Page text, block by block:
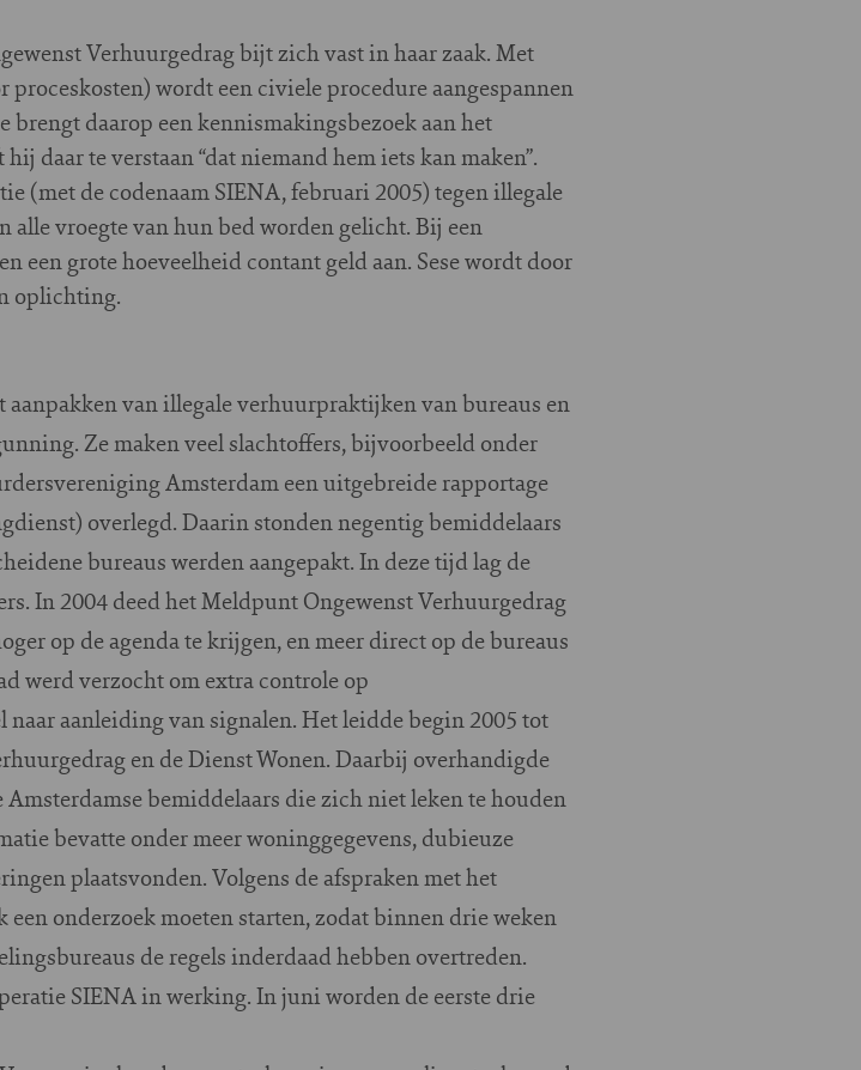
Verhuurgedrag bijt zich vast in haar zaak. Met
wordt een civiele procedure aangespannen
brengt daarop een kennismakingsbezoek aan het
daar te verstaan “dat niemand hem iets kan maken”.
(met de codenaam SIENA, februari 2005) tegen illegale
vroegte van hun bed worden gelicht. Bij een
een grote hoeveelheid contant geld aan. Sese wordt door
oplichting.
van illegale verhuurpraktijken van bureaus en
Ze maken veel slachtoffers, bijvoorbeeld onder
Amsterdam een uitgebreide rapportage
overlegd. Daarin stonden negentig bemiddelaars
bureaus werden aangepakt. In deze tijd lag de
In 2004 deed het Meldpunt Ongewenst Verhuurgedrag
op de agenda te krijgen, en meer direct op de bureaus
werd verzocht om extra controle op
aanleiding van signalen. Het leidde begin 2005 tot
en de Dienst Wonen. Daarbij overhandigde
bemiddelaars die zich niet leken te houden
bevatte onder meer woninggegevens, dubieuze
plaatsvonden. Volgens de afspraken met het
onderzoek moeten starten, zodat binnen drie weken
de regels inderdaad hebben overtreden.
SIENA in werking. In juni worden de eerste drie